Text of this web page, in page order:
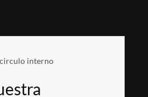
interno